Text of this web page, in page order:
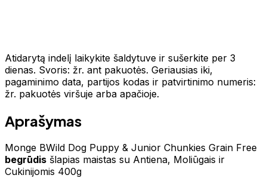
Atidarytą indelį laikykite šaldytuve ir sušerkite per 3
dienas. Svoris: žr. ant pakuotės. Geriausias iki,
pagaminimo data, partijos kodas ir patvirtinimo numeris:
žr. pakuotės viršuje arba apačioje.
Aprašymas
Monge BWild Dog Puppy & Junior Chunkies Grain Free
begrūdis šlapias maistas su Antiena, Moliūgais ir
Cukinijomis 400g